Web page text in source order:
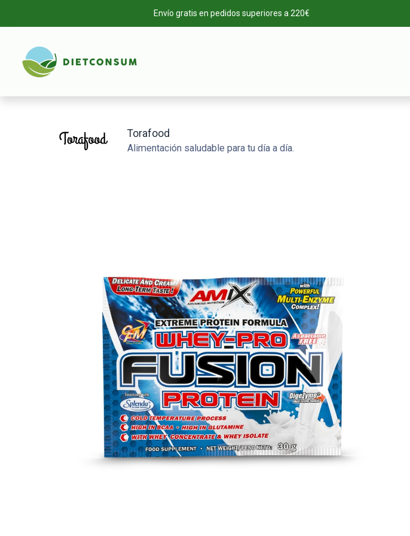
Envío gratis en pedidos superiores a 220€
Torafood
Alimentación saludable para tu día a día.